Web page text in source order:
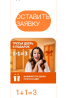
ОСТАВИТЬ
ЗАЯВКУ
1+1=3